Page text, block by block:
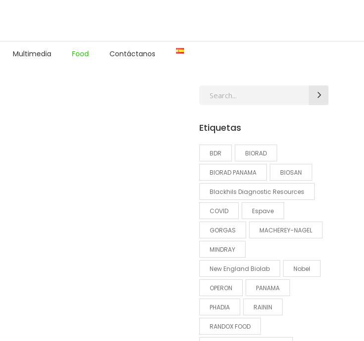
Multimedia Food Contáctanos
Search
Etiquetas
BDR BIORAD
BIORAD PANAMA BIOSAN
Blackhils Diagnostic Resources
COVID Espave
GORGAS MACHEREY-NAGEL
MINDRAY
New England Biolab Nobel
OPERON PANAMA
PHADIA RAININ
RANDOX FOOD